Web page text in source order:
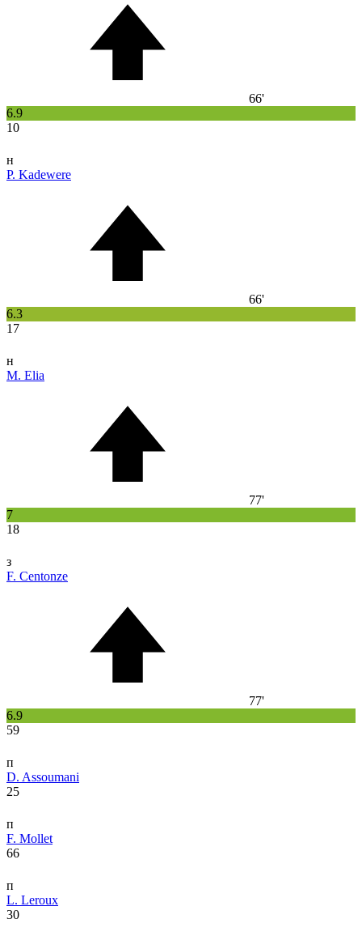
66'
6.9
10
н
P. Kadewere
66'
6.3
17
н
M. Elia
77'
7
18
з
F. Centonze
77'
6.9
59
п
D. Assoumani
25
п
F. Mollet
66
п
L. Leroux
30